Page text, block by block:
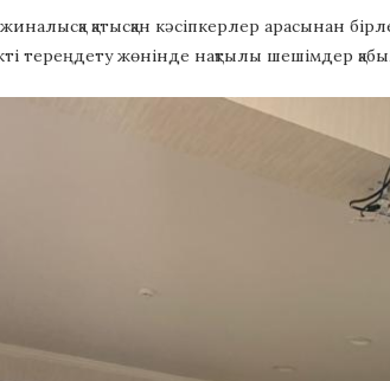
қатысқан кәсіпкерлер арасынан
тереңдету жөнінде нақтылы шешімдер